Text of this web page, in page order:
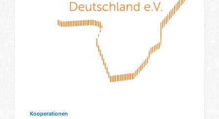
Kooperationen